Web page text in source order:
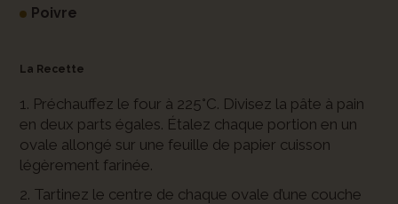
Poivre
La Recette
1. Préchauffez le four à 225°C. Divisez la pâte à pain
en deux parts égales. Étalez chaque portion en un
ovale allongé sur une feuille de papier cuisson
légèrement farinée.
2. Tartinez le centre de chaque ovale d’une couche